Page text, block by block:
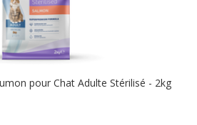
pour Chat Adulte Stérilisé - 2kg